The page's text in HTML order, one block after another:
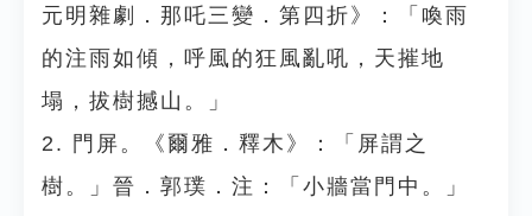
元明雜劇．那吒三變．第四折》：「喚雨
的注雨如傾，呼風的狂風亂吼，天摧地
塌，拔樹撼山。」
2. 門屏。《爾雅．釋木》：「屏謂之
樹。」晉．郭璞．注：「小牆當門中。」